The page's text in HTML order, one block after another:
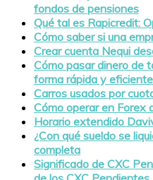
fondos de pensiones
Qué tal es Rapicredit:
Cómo saber si una
Crear cuenta Nequi
Cómo pasar dinero de
forma rápida y eficiente
Carros usados por
Cómo operar en Forex
Horario extendido
¿Con qué sueldo se
completa
Significado de CXC